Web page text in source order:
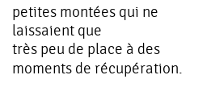
petites montées qui ne
laissaient que
très peu de place à des
moments de récupération.